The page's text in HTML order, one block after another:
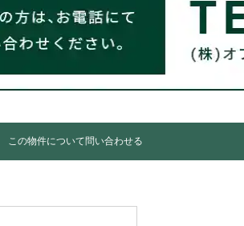
この物件について問い合わせる